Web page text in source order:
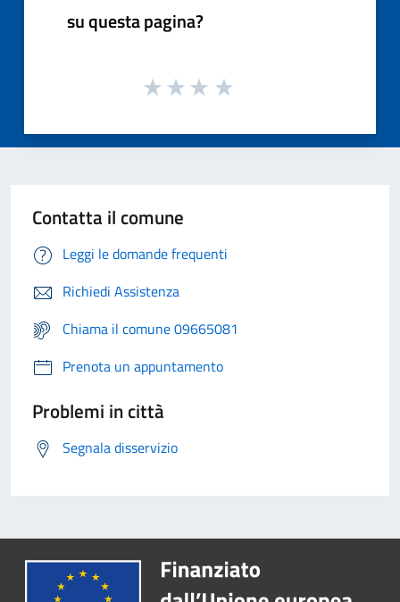
su questa pagina?
Contatta il comune
Leggi le domande frequenti
Richiedi Assistenza
Chiama il comune 09665081
Prenota un appuntamento
Problemi in città
Segnala disservizio